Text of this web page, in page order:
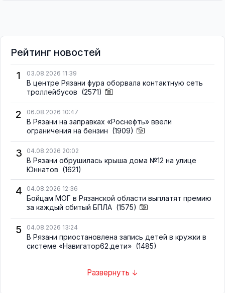
Рейтинг новостей
1
03.08.2026 11:39
В центре Рязани фура оборвала контактную сеть
троллейбусов (2571)
2 06.08.2026 10:47
В Рязани на заправках «Роснефть» ввели
ограничения на бензин (1909)
3 04.08.2026 20:02
В Рязани обрушилась крыша дома №12 на улице
Юннатов (1621)
4 04.08.2026 12:36
Бойцам МОГ в Рязанской области выплатят премию
за каждый сбитый БПЛА (1575)
5 04.08.2026 13:24
В Рязани приостановлена запись детей в кружки в
системе «Навигатор62.дети» (1485)
Развернуть ↓